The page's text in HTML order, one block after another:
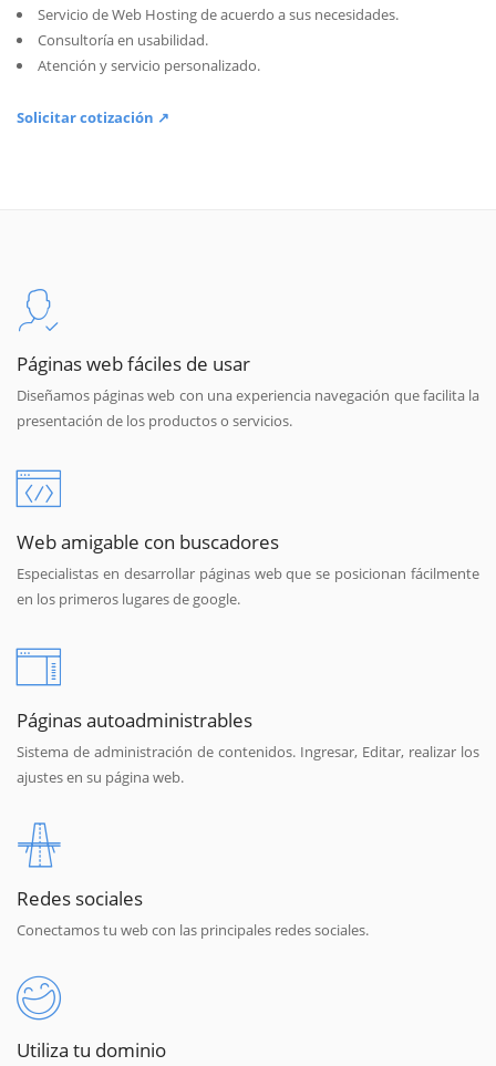
Servicio de Web Hosting de acuerdo a sus necesidades.
Consultoría en usabilidad.
Atención y servicio personalizado.
Solicitar cotización ↗
Páginas web fáciles de usar
Diseñamos páginas web con una experiencia navegación que facilita la
presentación de los productos o servicios.
Web amigable con buscadores
Especialistas en desarrollar páginas web que se posicionan fácilmente
en los primeros lugares de google.
Páginas autoadministrables
Sistema de administración de contenidos. Ingresar, Editar, realizar los
ajustes en su página web.
Redes sociales
Conectamos tu web con las principales redes sociales.
Utiliza tu dominio